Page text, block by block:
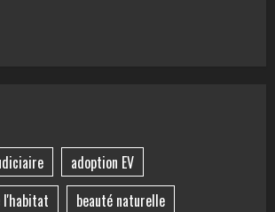
adoption EV
l'habitat
beauté naturelle